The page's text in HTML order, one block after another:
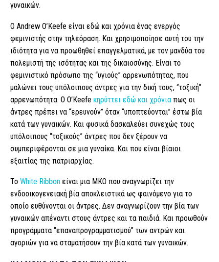
γυναικών.
Ο Andrew O’Keefe είναι εδώ και χρόνια ένας ενεργός
φεμινιστής στην τηλεόραση. Και χρησιμοποίησε αυτή του την
ιδιότητα για να προωθηθεί επαγγελματικά, με τον μανδύα του
πολεμιστή της ισότητας και της δικαιοσύνης. Είναι το
φεμινιστικό πρόσωπο της “υγιούς” αρρενωπότητας, που
μαλώνει τους υπόλοιπους άντρες για την δική τους, “τοξική”
αρρενωπότητα. Ο O’Keefe κηρύττει εδώ και χρόνια πως οι
άντρες πρέπει να “ερευνούν” όταν “υποπτεύονται” έστω βία
κατά των γυναικών. Και φυσικά δασκαλεύει συνεχώς τους
υπόλοιπους “τοξικούς” άντρες που δεν ξέρουν να
συμπεριφέρονται σε μια γυναίκα. Και που είναι βίαιοι
εξαιτίας της πατριαρχίας.
Το White Ribbon είναι μια ΜΚΟ που αναγνωρίζει την
ενδοοικογενειακή βία αποκλειστικά ως φαινόμενο για το
οποίο ευθύνονται οι άντρες. Δεν αναγνωρίζουν την βία των
γυναικών απέναντι στους άντρες και τα παιδιά. Και προωθούν
προγράμματα “επαναπρογραμματισμού” των αντρών και
αγοριών για να σταματήσουν την βία κατά των γυναικών.